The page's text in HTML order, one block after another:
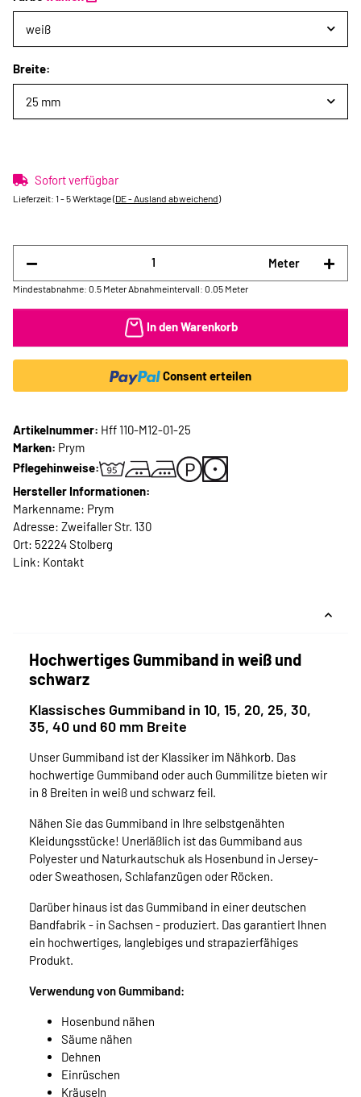
weiß
Breite:
25 mm
Sofort verfügbar
Lieferzeit: 1 - 5 Werktage(DE - Ausland abweichend)
Meter
Mindestabnahme: 0.5 Meter Abnahmeintervall: 0.05 Meter
In den Warenkorb
Consent erteilen
Artikelnummer: Hff 110-M12-01-25
Marken: Prym
Pflegehinweise:
Hersteller Informationen:
Markenname: Prym
Adresse: Zweifaller Str. 130
Ort: 52224 Stolberg
Link: Kontakt
Hochwertiges Gummiband in weiß und
schwarz
Klassisches Gummiband in 10, 15, 20, 25, 30,
35, 40 und 60 mm Breite
Unser Gummiband ist der Klassiker im Nähkorb. Das
hochwertige Gummiband oder auch Gummilitze bieten wir
in 8 Breiten in weiß und schwarz feil.
Nähen Sie das Gummiband in Ihre selbstgenähten
Kleidungsstücke! Unerläßlich ist das Gummiband aus
Polyester und Naturkautschuk als Hosenbund in Jersey-
oder Sweathosen, Schlafanzügen oder Röcken.
Darüber hinaus ist das Gummiband in einer deutschen
Bandfabrik - in Sachsen - produziert. Das garantiert Ihnen
ein hochwertiges, langlebiges und strapazierfähiges
Produkt.
Verwendung von Gummiband:
Hosenbund nähen
Säume nähen
Dehnen
Einrüschen
Kräuseln